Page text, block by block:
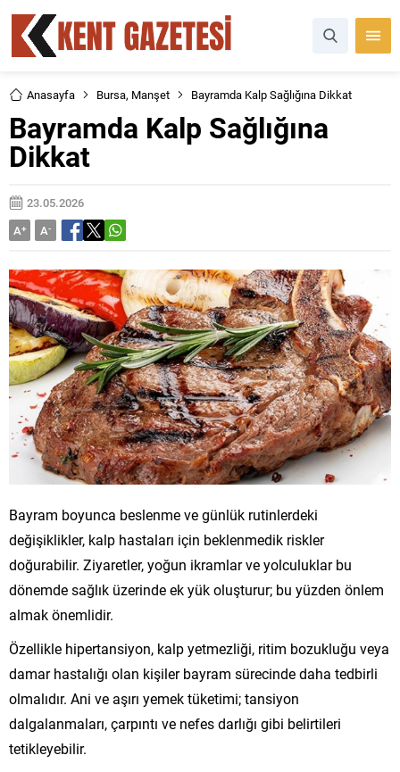
Anasayfa Bursa, Manşet Bayramda Kalp Sağlığına Dikkat
Bayramda Kalp Sağlığına
Dikkat
23.05.2026
A+ A-
Bayram boyunca beslenme ve günlük rutinlerdeki
değişiklikler, kalp hastaları için beklenmedik riskler
doğurabilir. Ziyaretler, yoğun ikramlar ve yolculuklar bu
dönemde sağlık üzerinde ek yük oluşturur; bu yüzden önlem
almak önemlidir.
Özellikle hipertansiyon, kalp yetmezliği, ritim bozukluğu veya
damar hastalığı olan kişiler bayram sürecinde daha tedbirli
olmalıdır. Ani ve aşırı yemek tüketimi; tansiyon
dalgalanmaları, çarpıntı ve nefes darlığı gibi belirtileri
tetikleyebilir.